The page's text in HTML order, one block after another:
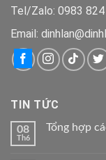
Tel/Zalo: 0983
Email:
TIN TỨC
08
Th6
Tổng hợp